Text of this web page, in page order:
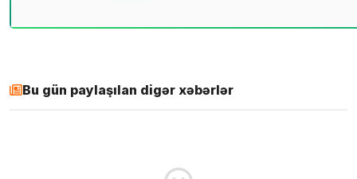
Bu gün paylaşılan digər xəbərlər